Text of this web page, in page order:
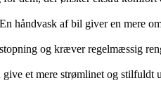
håndvask af bil giver en mere
og kræver regelmæssig
et mere strømlinet og stilfuldt